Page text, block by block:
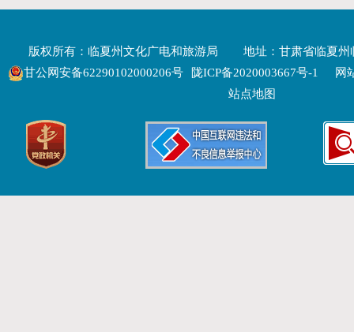
版权所有：临夏州文化广电和旅游局
地址：甘肃省临夏州
甘公网安备62290102000206号
陇ICP备2020003667号-1
网
站点地图